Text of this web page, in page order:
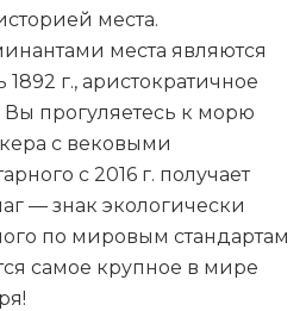
места.
места являются
г., аристократичное
прогуляетесь к морю
с вековыми
с 2016 г. получает
— знак экологически
по мировым стандартам
самое крупное в мире